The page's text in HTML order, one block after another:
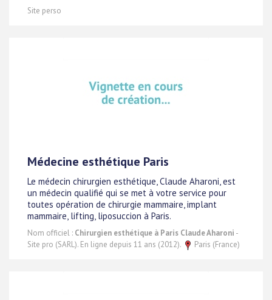
Site perso
Médecine esthétique Paris
Le médecin chirurgien esthétique, Claude Aharoni, est
un médecin qualifié qui se met à votre service pour
toutes opération de chirurgie mammaire, implant
mammaire, lifting, liposuccion à Paris.
Nom officiel : Chirurgien esthétique à Paris Claude Aharoni -
Site pro (SARL). En ligne depuis 11 ans (2012).
Paris (France)